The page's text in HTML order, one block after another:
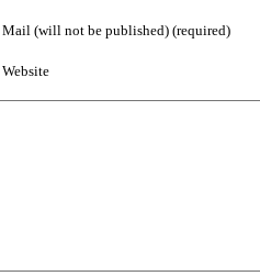
Mail (will not be published) (required)
Website